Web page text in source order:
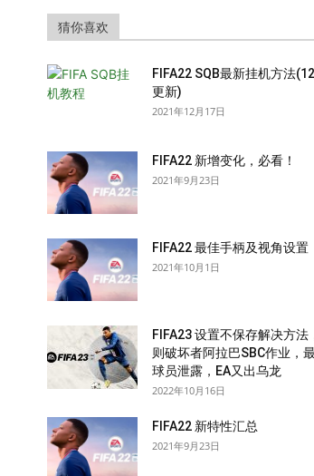
猜你喜欢
FIFA22 SQB最新挂机方法
更新)
2021年12月17日
FIFA22 新增变化，必看！
2021年9月23日
FIFA22 最佳手柄及视角设置
2021年10月1日
FIFA23 设置不保存解决方法
则破坏者阿拉巴SBC作业，
球员泄露，EA又出乌龙
2022年10月16日
FIFA22 新特性汇总
2021年9月23日